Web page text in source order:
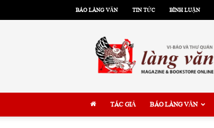
BÁO LÀNG VĂN TIN TỨC BÌNH LUẬN
Văn
TÁC GIẢ BÁO LÀNG VĂN